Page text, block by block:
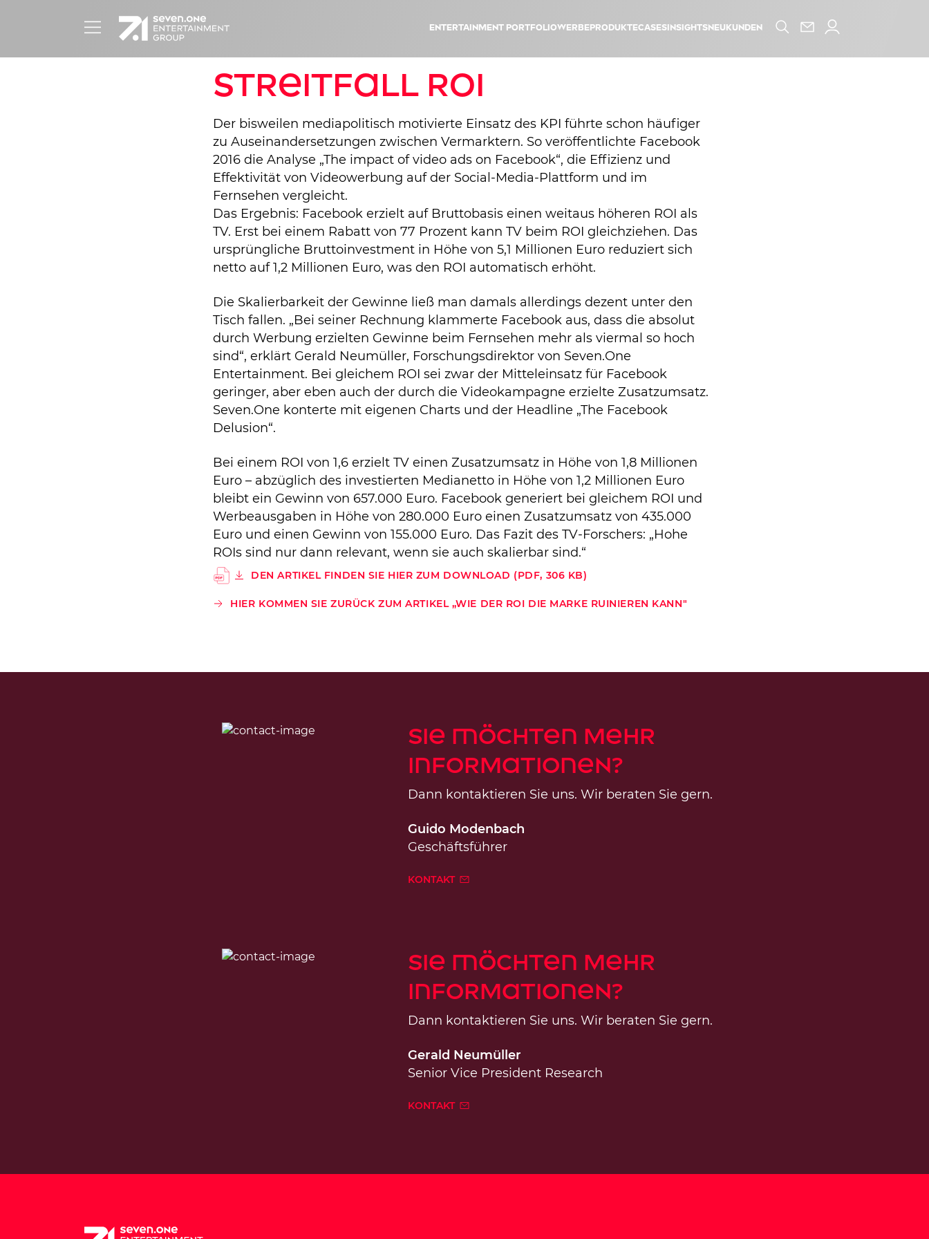
Entertainment PortfolioWerbeprodukteCases InsightsNeukunden
Streitfall ROI
Der bisweilen mediapolitisch motivierte Einsatz des KPI führte schon häufiger
zu Auseinandersetzungen zwischen Vermarktern. So veröffentlichte Facebook
2016 die Analyse „The impact of video ads on Facebook“, die Effizienz und
Effektivität von Videowerbung auf der Social-Media-Plattform und im
Fernsehen vergleicht.
Das Ergebnis: Facebook erzielt auf Bruttobasis einen weitaus höheren ROI als
TV. Erst bei einem Rabatt von 77 Prozent kann TV beim ROI gleichziehen. Das
ursprüngliche Bruttoinvestment in Höhe von 5,1 Millionen Euro reduziert sich
netto auf 1,2 Millionen Euro, was den ROI automatisch erhöht.
Die Skalierbarkeit der Gewinne ließ man damals allerdings dezent unter den
Tisch fallen. „Bei seiner Rechnung klammerte Facebook aus, dass die absolut
durch Werbung erzielten Gewinne beim Fernsehen mehr als viermal so hoch
sind“, erklärt Gerald Neumüller, Forschungsdirektor von Seven.One
Entertainment. Bei gleichem ROI sei zwar der Mitteleinsatz für Facebook
geringer, aber eben auch der durch die Videokampagne erzielte Zusatzumsatz.
Seven.One konterte mit eigenen Charts und der Headline „The Facebook
Delusion“.
Bei einem ROI von 1,6 erzielt TV einen Zusatzumsatz in Höhe von 1,8 Millionen
Euro – abzüglich des investierten Medianetto in Höhe von 1,2 Millionen Euro
bleibt ein Gewinn von 657.000 Euro. Facebook generiert bei gleichem ROI und
Werbeausgaben in Höhe von 280.000 Euro einen Zusatzumsatz von 435.000
Euro und einen Gewinn von 155.000 Euro. Das Fazit des TV-Forschers: „Hohe
ROIs sind nur dann relevant, wenn sie auch skalierbar sind.“
DEN ARTIKEL FINDEN SIE HIER ZUM DOWNLOAD (PDF, 306 KB)
HIER KOMMEN SIE ZURÜCK ZUM ARTIKEL „WIE DER ROI DIE MARKE RUINIEREN KANN"
Sie möchten mehr
Informationen?
Dann kontaktieren Sie uns. Wir beraten Sie gern.
Guido Modenbach
Geschäftsführer
KONTAKT
Sie möchten mehr
Informationen?
Dann kontaktieren Sie uns. Wir beraten Sie gern.
Gerald Neumüller
Senior Vice President Research
KONTAKT